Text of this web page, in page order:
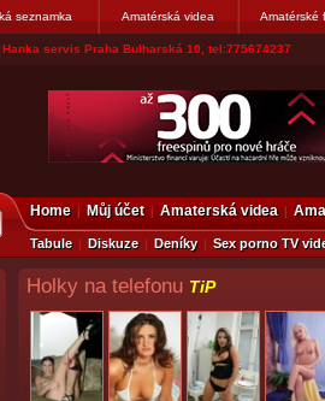
seznamka Amatérská videa Amatérské
ktery nekdy přemýšlel o divákovi. Napiste
Home Můj účet Amaterská videa
Tabule Diskuze Deníky Sex porno TV
Holky na telefonu TiP